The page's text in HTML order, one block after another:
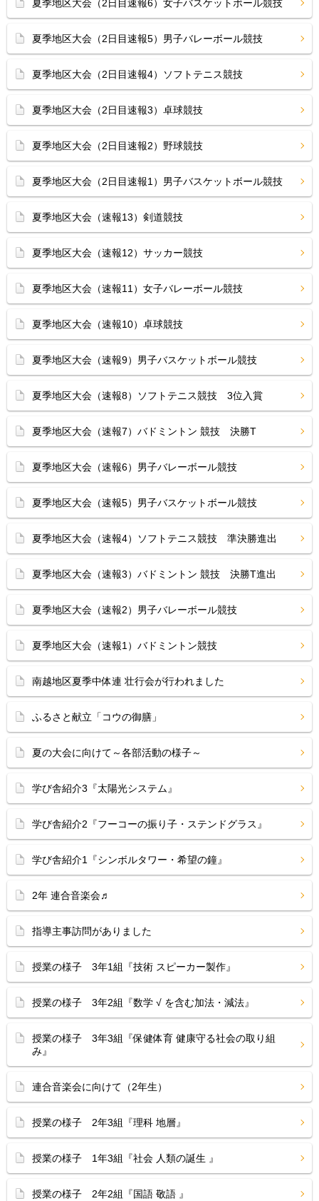
夏季地区大会（2日目速報6）女子バスケットボール競技
夏季地区大会（2日目速報5）男子バレーボール競技
夏季地区大会（2日目速報4）ソフトテニス競技
夏季地区大会（2日目速報3）卓球競技
夏季地区大会（2日目速報2）野球競技
夏季地区大会（2日目速報1）男子バスケットボール競技
夏季地区大会（速報13）剣道競技
夏季地区大会（速報12）サッカー競技
夏季地区大会（速報11）女子バレーボール競技
夏季地区大会（速報10）卓球競技
夏季地区大会（速報9）男子バスケットボール競技
夏季地区大会（速報8）ソフトテニス競技 3位入賞
夏季地区大会（速報7）バドミントン 競技 決勝T
夏季地区大会（速報6）男子バレーボール競技
夏季地区大会（速報5）男子バスケットボール競技
夏季地区大会（速報4）ソフトテニス競技 準決勝進出
夏季地区大会（速報3）バドミントン 競技 決勝T進出
夏季地区大会（速報2）男子バレーボール競技
夏季地区大会（速報1）バドミントン競技
南越地区夏季中体連 壮行会が行われました
ふるさと献立「コウの御膳」
夏の大会に向けて～各部活動の様子～
学び舎紹介3『太陽光システム』
学び舎紹介2『フーコーの振り子・ステンドグラス』
学び舎紹介1『シンボルタワー・希望の鐘』
2年 連合音楽会♬
指導主事訪問がありました
授業の様子 3年1組『技術 スピーカー製作』
授業の様子 3年2組『数学 √ を含む加法・減法』
授業の様子 3年3組『保健体育 健康守る社会の取り組
み』
連合音楽会に向けて（2年生）
授業の様子 2年3組『理科 地層』
授業の様子 1年3組『社会 人類の誕生 』
授業の様子 2年2組『国語 敬語 』